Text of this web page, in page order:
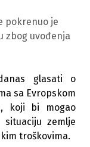
pokrenuo je
zbog uvođenja
glasati o
sa Evropskom
koji bi mogao
zemlje
troškovima.